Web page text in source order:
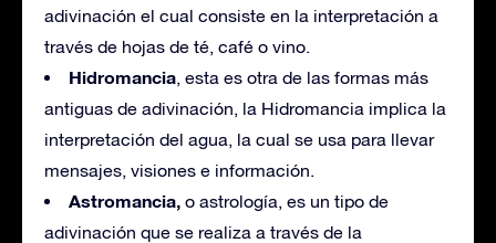
adivinación el cual consiste en la interpretación a
través de hojas de té, café o vino.
Hidromancia, esta es otra de las formas más
antiguas de adivinación, la Hidromancia implica la
interpretación del agua, la cual se usa para llevar
mensajes, visiones e información.
Astromancia, o astrología, es un tipo de
adivinación que se realiza a través de la